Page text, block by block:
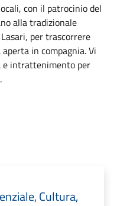
con il patrocinio del
alla tradizionale
per trascorrere
in compagnia. Vi
e intrattenimento per
Cultura,